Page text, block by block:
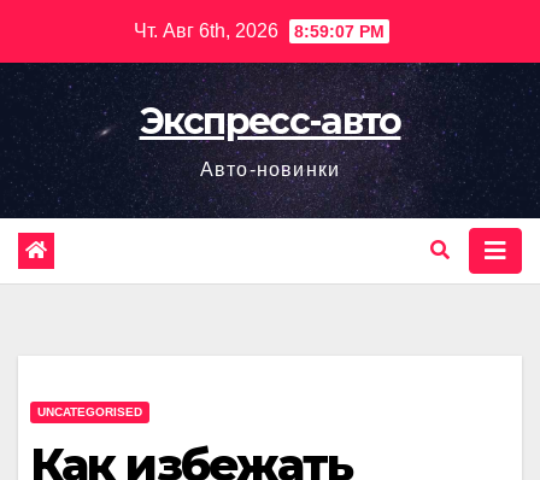
содержимому
Чт. Авг 6th, 2026 8:59:08 PM
Экспресс-авто
Авто-новинки
UNCATEGORISED
Как избежать